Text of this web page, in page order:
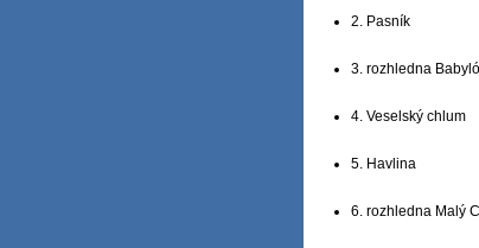
2. Pasník
3. rozhledna
4. Veselský chlum
5. Havlina
6. rozhledna Malý